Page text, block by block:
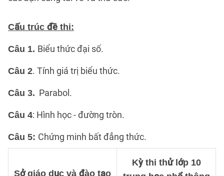
Cấu trúc đề thi:
Câu 1. Biểu thức đại số.
Câu 2. Tính giá trị biểu thức.
Câu 3. Parabol.
Câu 4: Hình học - đường tròn.
Câu 5: Chứng minh bất đẳng thức.
Sở giáo dục và đào tạo
Kỳ thi thử lớp 10